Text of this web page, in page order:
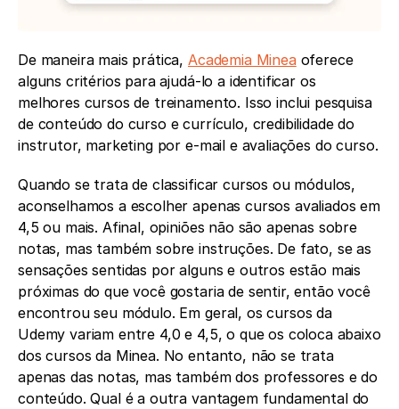
De maneira mais prática, Academia Minea oferece
alguns critérios para ajudá-lo a identificar os
melhores cursos de treinamento. Isso inclui pesquisa
de conteúdo do curso e currículo, credibilidade do
instrutor, marketing por e-mail e avaliações do curso.
Quando se trata de classificar cursos ou módulos,
aconselhamos a escolher apenas cursos avaliados em
4,5 ou mais. Afinal, opiniões não são apenas sobre
notas, mas também sobre instruções. De fato, se as
sensações sentidas por alguns e outros estão mais
próximas do que você gostaria de sentir, então você
encontrou seu módulo. Em geral, os cursos da
Udemy variam entre 4,0 e 4,5, o que os coloca abaixo
dos cursos da Minea. No entanto, não se trata
apenas das notas, mas também dos professores e do
conteúdo. Qual é a outra vantagem fundamental do